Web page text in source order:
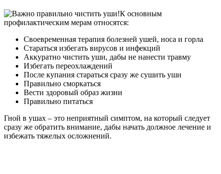
К основным
профилактическим мерам относятся:
Своевременная терапия болезней ушей, носа и горла
Стараться избегать вирусов и инфекций
Аккуратно чистить уши, дабы не нанести травму
Избегать переохлаждений
После купания стараться сразу же сушить уши
Правильно сморкаться
Вести здоровый образ жизни
Правильно питаться
Гной в ушах – это неприятный симптом, на который следует
сразу же обратить внимание, дабы начать должное лечение и
избежать тяжелых осложнений.